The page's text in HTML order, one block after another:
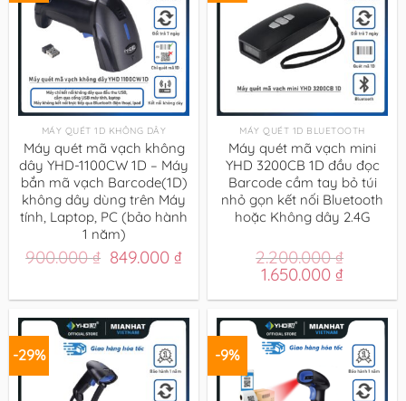
MÁY QUÉT 1D KHÔNG DÂY
Máy quét mã vạch không
dây YHD-1100CW 1D – Máy
bắn mã vạch Barcode(1D)
không dây dùng trên Máy
tính, Laptop, PC (bảo hành
1 năm)
900.000₫ Giá
900.000 ₫.
849.000 ₫Giá
là:
849.000 ₫.
MÁY QUÉT 1D BLUETOOTH
Máy quét mã vạch mini
YHD 3200CB 1D đầu đọc
Barcode cầm tay bỏ túi
nhỏ gọn kết nối Bluetooth
hoặc Không dây 2.4G
2.200.000₫
Giá
là:
2.200.000 ₫.
1.650.000 ₫Giá
tại
là:
-29% -9%